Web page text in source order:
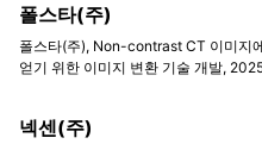
폴스타(주)
폴스타(주), Non-contrast CT 이미
얻기 위한 이미지 변환 기술 개발,
넥센(주)